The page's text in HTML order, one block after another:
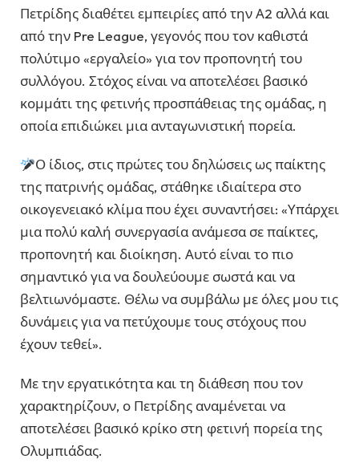
Πετρίδης διαθέτει εμπειρίες από την Α2 αλλά και
από την Pre League, γεγονός που τον καθιστά
πολύτιμο «εργαλείο» για τον προπονητή του
συλλόγου. Στόχος είναι να αποτελέσει βασικό
κομμάτι της φετινής προσπάθειας της ομάδας, η
οποία επιδιώκει μια ανταγωνιστική πορεία.
Ο ίδιος, στις πρώτες του δηλώσεις ως παίκτης
της πατρινής ομάδας, στάθηκε ιδιαίτερα στο
οικογενειακό κλίμα που έχει συναντήσει: «Υπάρχει
μια πολύ καλή συνεργασία ανάμεσα σε παίκτες,
προπονητή και διοίκηση. Αυτό είναι το πιο
σημαντικό για να δουλεύουμε σωστά και να
βελτιωνόμαστε. Θέλω να συμβάλω με όλες μου τις
δυνάμεις για να πετύχουμε τους στόχους που
έχουν τεθεί».
Με την εργατικότητα και τη διάθεση που τον
χαρακτηρίζουν, ο Πετρίδης αναμένεται να
αποτελέσει βασικό κρίκο στη φετινή πορεία της
Ολυμπιάδας.